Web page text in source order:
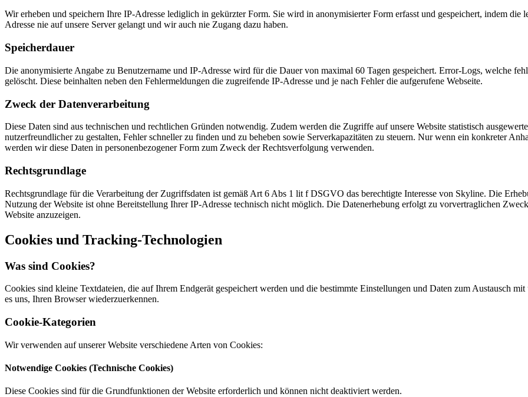
Wir erheben und speichern Ihre IP-Adresse lediglich in gekürzter Form. Sie wird in anonymisierter Form erfasst und gespeichert, indem
Adresse nie auf unsere Server gelangt und wir auch nie Zugang dazu haben.
Speicherdauer
Die anonymisierte Angabe zu Benutzername und IP-Adresse wird für die Dauer von maximal 60 Tagen gespeichert. Error-Logs, welche
gelöscht. Diese beinhalten neben den Fehlermeldungen die zugreifende IP-Adresse und je nach Fehler die aufgerufene Webseite.
Zweck der Datenverarbeitung
Diese Daten sind aus technischen und rechtlichen Gründen notwendig. Zudem werden die Zugriffe auf unsere Website statistisch
nutzerfreundlicher zu gestalten, Fehler schneller zu finden und zu beheben sowie Serverkapazitäten zu steuern. Nur wenn ein konkreter
werden wir diese Daten in personenbezogener Form zum Zweck der Rechtsverfolgung verwenden.
Rechtsgrundlage
Rechtsgrundlage für die Verarbeitung der Zugriffsdaten ist gemäß Art 6 Abs 1 lit f DSGVO das berechtigte Interesse von Skyline. Die
Nutzung der Website ist ohne Bereitstellung Ihrer IP-Adresse technisch nicht möglich. Die Datenerhebung erfolgt zu vorvertraglichen
Website anzuzeigen.
Cookies und Tracking-Technologien
Was sind Cookies?
Cookies sind kleine Textdateien, die auf Ihrem Endgerät gespeichert werden und die bestimmte Einstellungen und Daten zum Austausch
es uns, Ihren Browser wiederzuerkennen.
Cookie-Kategorien
Wir verwenden auf unserer Website verschiedene Arten von Cookies:
Notwendige Cookies (Technische Cookies)
Diese Cookies sind für die Grundfunktionen der Website erforderlich und können nicht deaktiviert werden.